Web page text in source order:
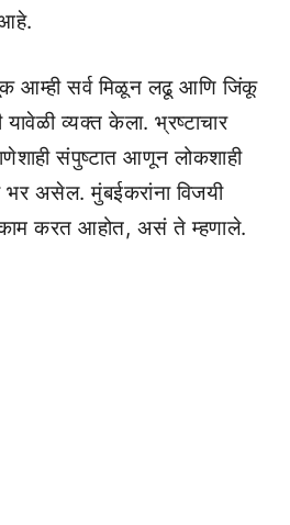
आहे.
आम्ही सर्व मिळून लढू आणि जिंकू
यावेळी व्यक्त केला. भ्रष्टाचार
संपुष्टात आणून लोकशाही
असेल. मुंबईकरांना विजयी
काम करत आहोत, असं ते म्हणाले.